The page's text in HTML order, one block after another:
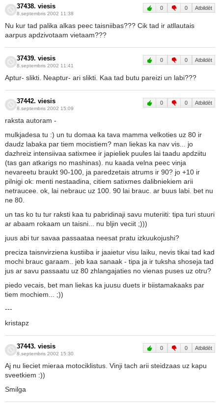
37438. viesis
8.septembris 2002 11:38
0 0 Atbildēt
Nu kur tad palika alkas peec taisniibas??? Cik tad ir atllautais
aarpus apdzivotaam vietaam???
37439. viesis
8.septembris 2002 11:41
0 0 Atbildēt
Aptur- slikti. Neaptur- ari slikti. Kaa tad butu pareizi un labi???
37442. viesis
8.septembris 2002 15:09
0 0 Atbildēt
raksta autoram -
mulkjadesa tu :) un tu domaa ka tava mamma velkoties uz 80 ir
daudz labaka par tiem mocistiem? man liekas ka nav vis... jo
dazhreiz intensiivaa satixmee ir japieliek puules lai taadu apdziitu
(tas gan atkarigs no mashinas). nu kaada velna peec vinja
nevareetu braukt 90-100, ja paredzetais atrums ir 90? jo +10 ir
pilnigi ok: menti nestaadina, citiem satixmes dalibniekiem arii
netraucee. ok, lai nebrauc uz 100. 90 lai brauc. ar buus labi. bet nu
ne 80.
un tas ko tu tur raksti kaa tu pabridinaji savu muteriiti: tipa turi stuuri
ar abaam rokaam un taisni... nu bljin veciit ;)))
juus abi tur savaa passaataa neesat pratu izkuukojushi?
preciza taisnvirziena kustiiba ir jaaietur visu laiku, nevis tikai tad kad
mochi brauc garaam.. jeb kaa sanaak - tipa ja ir tuksha shoseja tad
jus ar savu passaatu uz 80 zhlangajaties no vienas puses uz otru?
piedo vecais, bet man liekas ka juusu duets ir biistamakaaks par
tiem mochiem... ;))
---
kristapz
37443. viesis
8.septembris 2002 15:30
0 0 Atbildēt
Aj nu lieciet mieraa motociklistus. Vinji tach arii steidzaas uz kapu
sveetkiem :))
Smilga